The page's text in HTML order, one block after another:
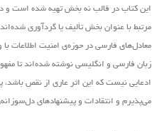
این کتاب در قالب نه بخش تهیه ‌شده است و
مرتبط با عنوان بخش تألیف یا گردآوری
معادل‌های فارسی در حوزه‌ی امنیت اطلاعات با
زبان فارسی و انگلیسی نوشته شده‌اند تا
ادعایی نیست که این اثر عاری از نقص
می‌پذیرم و انتقادات و پیشنهاد‌های